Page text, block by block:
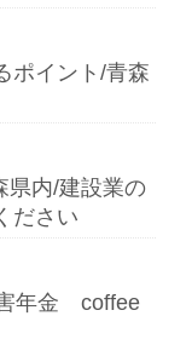
ポイント/青森
県内/建設業の
ださい
年金 coffee